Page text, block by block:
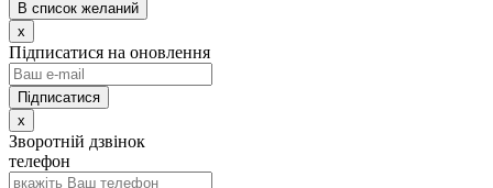
В список желаний
x
Підписатися на оновлення
x
Зворотній дзвінок
телефон